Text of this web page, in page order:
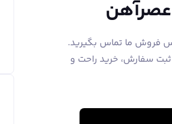
فروش ما تماس بگیرید.
سفارش، خرید راحت و